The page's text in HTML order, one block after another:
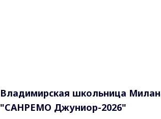
Владимирская школьница
"САНРЕМО Джуниор-2026"